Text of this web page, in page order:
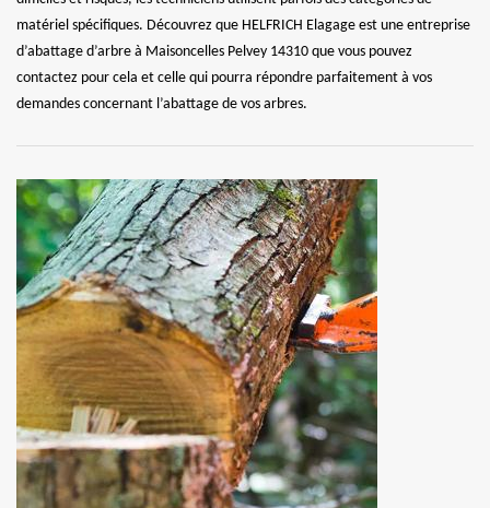
matériel spécifiques. Découvrez que HELFRICH Elagage est une entreprise
d’abattage d’arbre à Maisoncelles Pelvey 14310 que vous pouvez
contactez pour cela et celle qui pourra répondre parfaitement à vos
demandes concernant l’abattage de vos arbres.